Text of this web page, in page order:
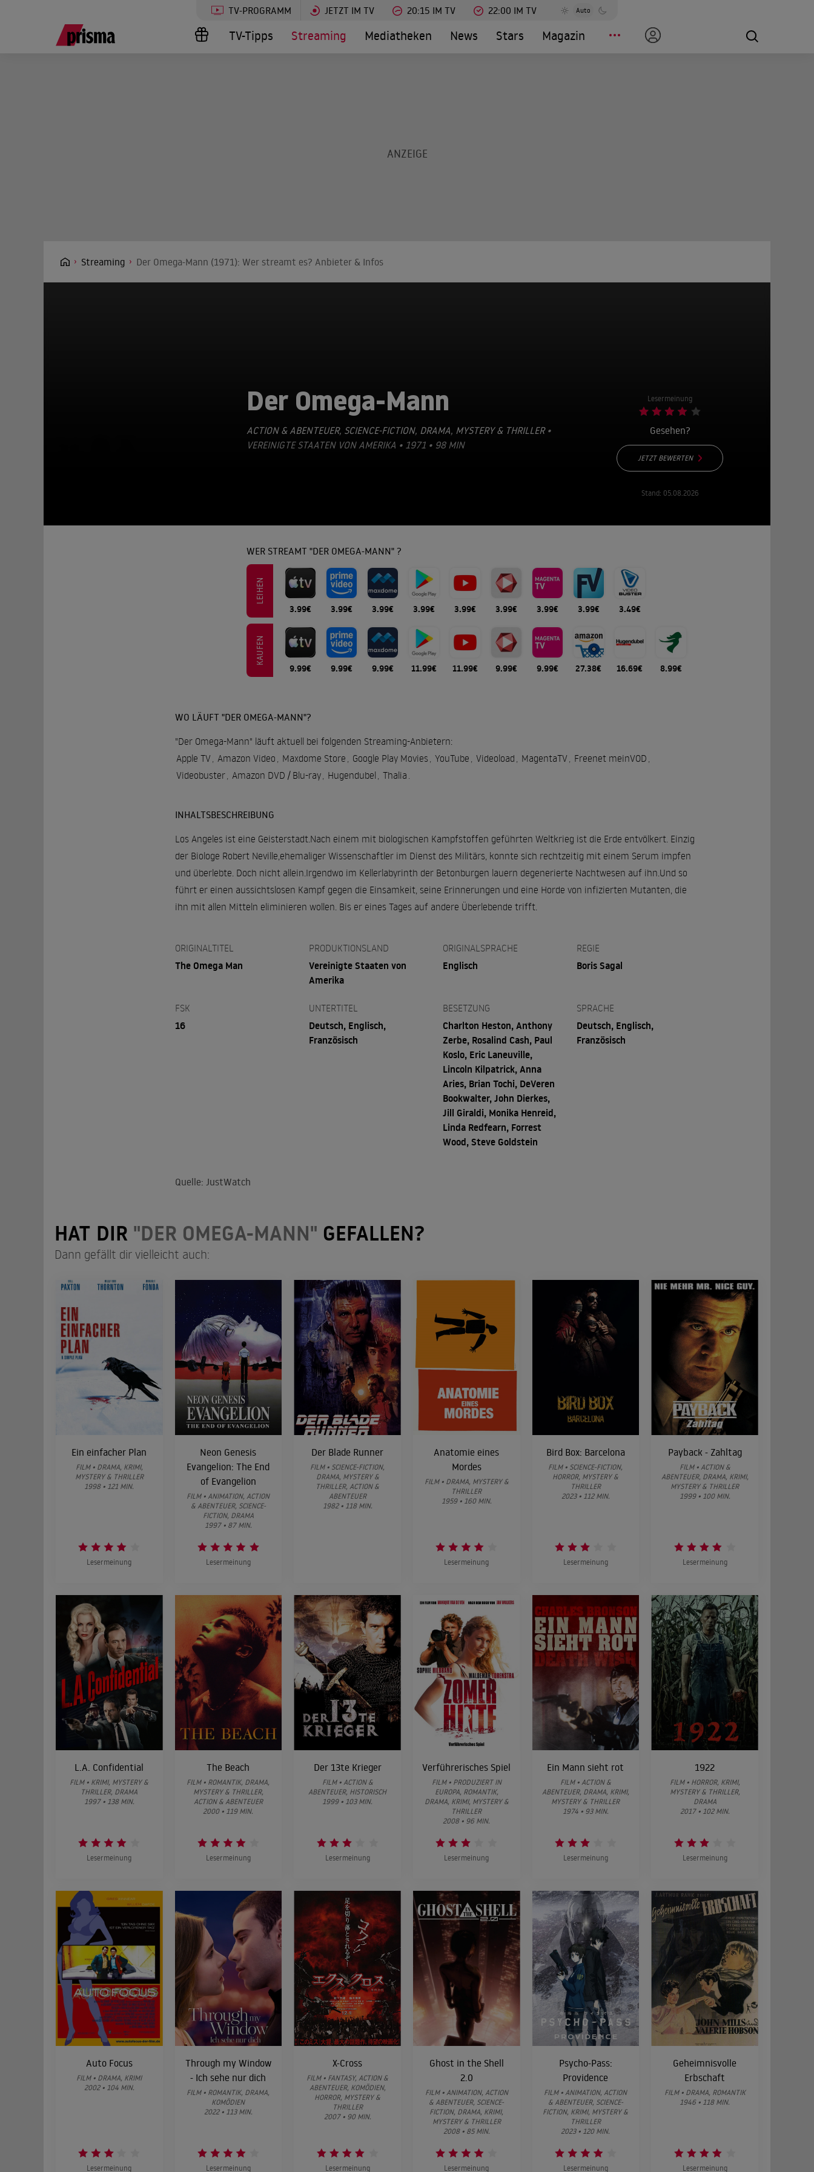
TV-PROGRAMM JETZT IM TV 20:15 IM TV 22:00 IM TV Auto
TV-Tipps Streaming Mediatheken News Stars Magazin
Streaming Der Omega-Mann (1971): Wer streamt es? Anbieter & Infos
Der Omega-Mann
ACTION & ABENTEUER, SCIENCE-FICTION, DRAMA, MYSTERY & THRILLER•
VEREINIGTE STAATEN VON AMERIKA • 1971 • 98 MIN
Lesermeinung
Gesehen?
JETZT BEWERTEN
Stand: 05.08.2026
WER STREAMT "DER OMEGA-MANN" ?
LEIHEN
3.99€ 3.99€ 3.99€ 3.99€ 3.99€ 3.99€ 3.99€ 3.99€ 3.49€
KAUFEN
9.99€ 9.99€ 9.99€ 11.99€ 11.99€ 9.99€ 9.99€ 27.38€ 16.69€ 8.99€
WO LÄUFT "DER OMEGA-MANN"?
"Der Omega-Mann" läuft aktuell bei folgenden Streaming-Anbietern:
Apple TV, Amazon Video , Maxdome Store , Google Play Movies, YouTube , Videoload , MagentaTV, Freenet meinVOD ,
Videobuster, Amazon DVD / Blu-ray, Hugendubel , Thalia .
INHALTSBESCHREIBUNG
Los Angeles ist eine Geisterstadt.Nach einem mit biologischen Kampfstoffen geführten Weltkrieg ist die Erde entvölkert. Einzig
der Biologe Robert Neville,ehemaliger Wissenschaftler im Dienst des Militärs, konnte sich rechtzeitig mit einem Serum impfen
und überlebte. Doch nicht allein.Irgendwo im Kellerlabyrinth der Betonburgen lauern degenerierte Nachtwesen auf ihn.Und so
führt er einen aussichtslosen Kampf gegen die Einsamkeit, seine Erinnerungen und eine Horde von infizierten Mutanten, die
ihn mit allen Mitteln eliminieren wollen. Bis er eines Tages auf andere Überlebende trifft.
ORIGINALTITEL
The Omega Man
PRODUKTIONSLAND
Vereinigte Staaten von
Amerika
ORIGINALSPRACHE
Englisch
REGIE
Boris Sagal
FSK
16
UNTERTITEL
Deutsch, Englisch,
Französisch
BESETZUNG
Charlton Heston, Anthony
Zerbe, Rosalind Cash, Paul
Koslo, Eric Laneuville,
Lincoln Kilpatrick, Anna
Aries, Brian Tochi, DeVeren
Bookwalter, John Dierkes,
Jill Giraldi, Monika Henreid,
Linda Redfearn, Forrest
Wood, Steve Goldstein
SPRACHE
Deutsch, Englisch,
Französisch
Quelle: JustWatch
HAT DIR "DER OMEGA-MANN" GEFALLEN?
Dann gefällt dir vielleicht auch:
Ein einfacher Plan
FILM • DRAMA, KRIMI,
MYSTERY & THRILLER
1998 • 121 MIN.
Lesermeinung
Neon Genesis
Evangelion: The End
of Evangelion
FILM • ANIMATION, ACTION
& ABENTEUER, SCIENCE-
FICTION, DRAMA
1997 • 87 MIN.
Lesermeinung
Der Blade Runner
FILM • SCIENCE-FICTION,
DRAMA, MYSTERY &
THRILLER, ACTION &
ABENTEUER
1982 • 118 MIN.
Anatomie eines
Mordes
FILM • DRAMA, MYSTERY &
THRILLER
1959 • 160 MIN.
Lesermeinung
Bird Box: Barcelona
FILM • SCIENCE-FICTION,
HORROR, MYSTERY &
THRILLER
2023 • 112 MIN.
Lesermeinung
Payback - Zahltag
FILM • ACTION &
ABENTEUER, DRAMA, KRIMI,
MYSTERY & THRILLER
1999 • 100 MIN.
Lesermeinung
L.A. Confidential
FILM • KRIMI, MYSTERY &
THRILLER, DRAMA
1997 • 138 MIN.
Lesermeinung
The Beach
FILM • ROMANTIK, DRAMA,
MYSTERY & THRILLER,
ACTION & ABENTEUER
2000 • 119 MIN.
Lesermeinung
Der 13te Krieger
FILM • ACTION &
ABENTEUER, HISTORISCH
1999 • 103 MIN.
Lesermeinung
Verführerisches Spiel
FILM • PRODUZIERT IN
EUROPA, ROMANTIK,
DRAMA, KRIMI, MYSTERY &
THRILLER
2008 • 96 MIN.
Lesermeinung
Ein Mann sieht rot
FILM • ACTION &
ABENTEUER, DRAMA, KRIMI,
MYSTERY & THRILLER
1974 • 93 MIN.
Lesermeinung
1922
FILM • HORROR, KRIMI,
MYSTERY & THRILLER,
DRAMA
2017 • 102 MIN.
Lesermeinung
Auto Focus
FILM • DRAMA, KRIMI
2002 • 104 MIN.
Lesermeinung
Through my Window
- Ich sehe nur dich
FILM • ROMANTIK, DRAMA,
KOMÖDIEN
2022 • 113 MIN.
Lesermeinung
X-Cross
FILM • FANTASY, ACTION &
ABENTEUER, KOMÖDIEN,
HORROR, MYSTERY &
THRILLER
2007 • 90 MIN.
Lesermeinung
Ghost in the Shell
2.0
FILM • ANIMATION, ACTION
& ABENTEUER, SCIENCE-
FICTION, DRAMA, KRIMI,
MYSTERY & THRILLER
2008 • 85 MIN.
Lesermeinung
Psycho-Pass:
Providence
FILM • ANIMATION, ACTION
& ABENTEUER, SCIENCE-
FICTION, KRIMI, MYSTERY &
THRILLER
2023 • 120 MIN.
Lesermeinung
Geheimnisvolle
Erbschaft
FILM • DRAMA, ROMANTIK
1946 • 118 MIN.
Lesermeinung